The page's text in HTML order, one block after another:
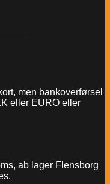
men bankoverførsel
eller EURO eller
ab lager Flensborg